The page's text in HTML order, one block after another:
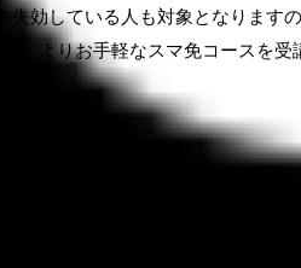
失効している人も対象となります
、よりお手軽なスマ免コースを受